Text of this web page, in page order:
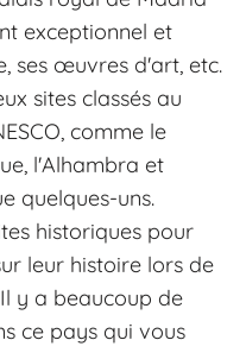
exceptionnel et
ses œuvres d'art, etc.
sites classés au
comme le
l'Alhambra et
quelques-uns.
historiques pour
leur histoire lors de
y a beaucoup de
ce pays qui vous